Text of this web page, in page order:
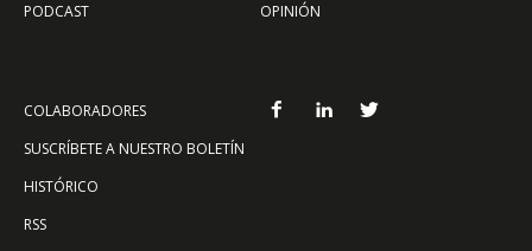
PODCAST
OPINIÓN
COLABORADORES
SUSCRÍBETE A NUESTRO BOLETÍN
HISTÓRICO
RSS